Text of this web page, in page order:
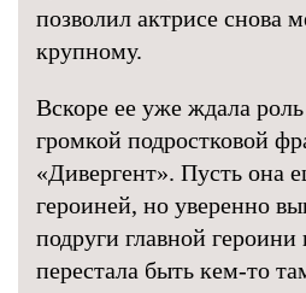
позволил актрисе снова
крупному.
Вскоре ее уже ждала
громкой подростковой
«Дивергент». Пусть она
героиней, но уверенно
подруги главной героини
перестала быть кем-то